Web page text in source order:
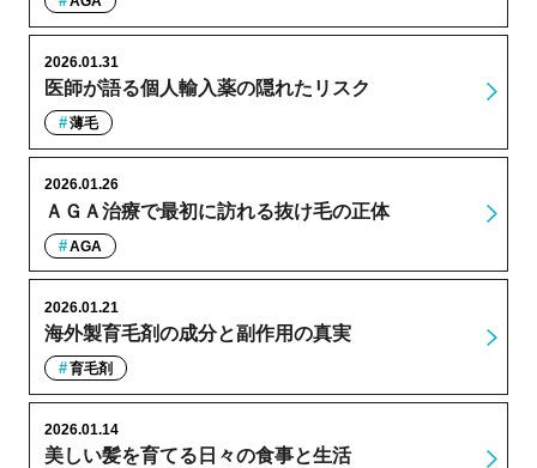
医師が語る個人輸入薬の隠れたリスク
2026.01.31
薄毛
ＡＧＡ治療で最初に訪れる抜け毛の正体
2026.01.26
AGA
海外製育毛剤の成分と副作用の真実
2026.01.21
育毛剤
美しい髪を育てる日々の食事と生活
2026.01.14